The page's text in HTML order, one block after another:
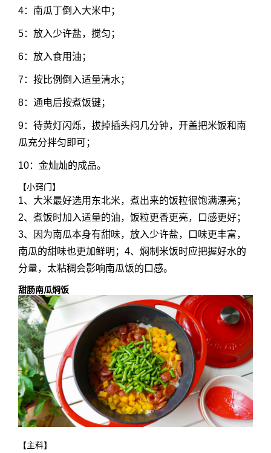
4：南瓜丁倒入大米中；
5：放入少许盐，搅匀；
6：放入食用油；
7：按比例倒入适量清水；
8：通电后按煮饭键；
9：待黄灯闪烁，拔掉插头闷几分钟，开盖把米饭和南
瓜充分拌匀即可；
10：金灿灿的成品。
【小窍门】
1、大米最好选用东北米，煮出来的饭粒很饱满漂亮；
2、煮饭时加入适量的油，饭粒更香更亮，口感更好；
3、因为南瓜本身有甜味，放入少许盐，口味更丰富，
南瓜的甜味也更加鲜明；4、焖制米饭时应把握好水的
分量，太粘稠会影响南瓜饭的口感。
甜肠南瓜焖饭
【主料】